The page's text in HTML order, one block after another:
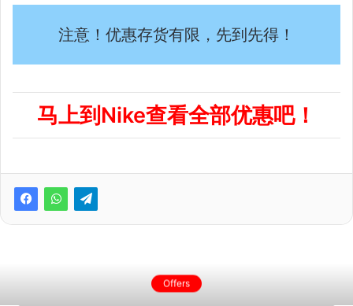
注意！优惠存货有限，先到先得！
马上到Nike查看全部优惠吧！